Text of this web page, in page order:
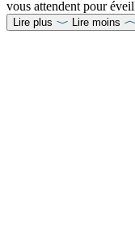
vous attendent pour
Lire plus Lire moins